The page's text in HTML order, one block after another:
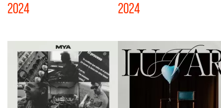
2024 2024